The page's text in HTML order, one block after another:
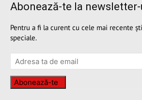
Abonează-te la
Pentru a fi la curent cu cele mai recente
speciale.
Abonează-te